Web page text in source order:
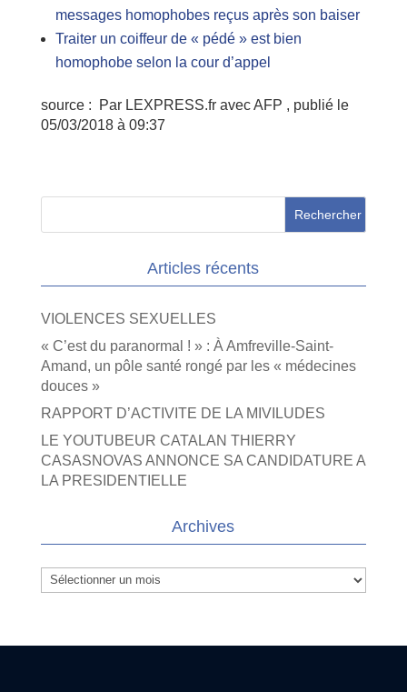
messages homophobes reçus après son baiser
Traiter un coiffeur de « pédé » est bien
homophobe selon la cour d’appel
source : Par LEXPRESS.fr avec AFP , publié le
05/03/2018 à 09:37
Articles récents
VIOLENCES SEXUELLES
« C’est du paranormal ! » : À Amfreville-Saint-
Amand, un pôle santé rongé par les « médecines
douces »
RAPPORT D’ACTIVITE DE LA MIVILUDES
LE YOUTUBEUR CATALAN THIERRY
CASASNOVAS ANNONCE SA CANDIDATURE A
LA PRESIDENTIELLE
Archives
Archives